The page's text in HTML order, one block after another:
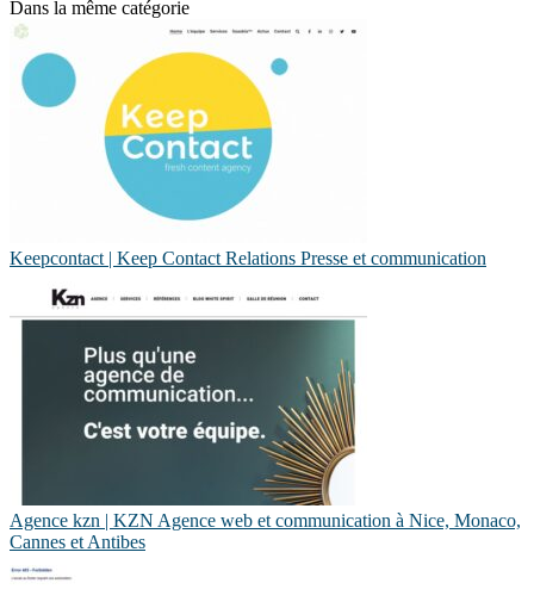
Dans la même catégorie
Keepcontact | Keep Contact Relations Presse et com­munica­tion
Agence kzn | KZN Agence web et com­munica­tion à Nice, Monaco,
Cannes et Antibes